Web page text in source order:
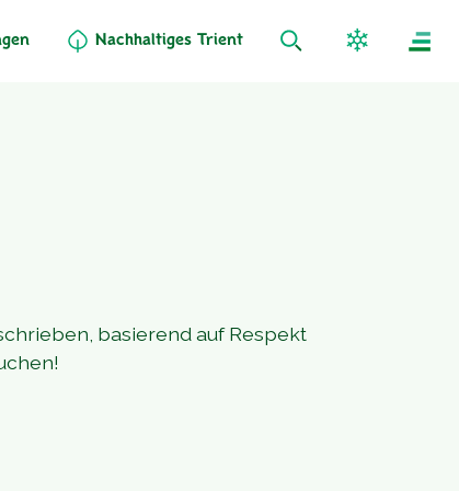
Nachhaltiges Trient
basierend auf Respekt